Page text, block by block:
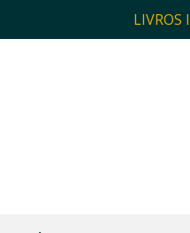
LIVROS